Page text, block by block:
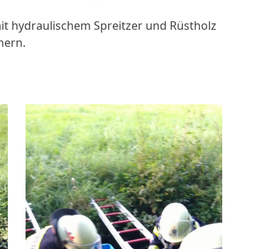
hydraulischem Spreitzer und Rüstholz